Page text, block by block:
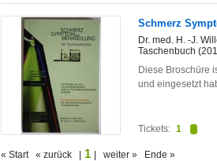
Schmerz
Dr. med. H. -J.
Taschenbuch
Diese Broschüre
und eingesetzt
Tickets: 1
« Start « zurück | 1 | weiter » Ende »